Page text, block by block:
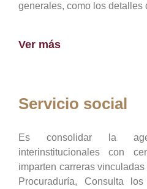
generales, como los detalles
Ver más
Servicio social
Es consolidar la
interinstitucionales con
imparten carreras
Procuraduría, Consulta